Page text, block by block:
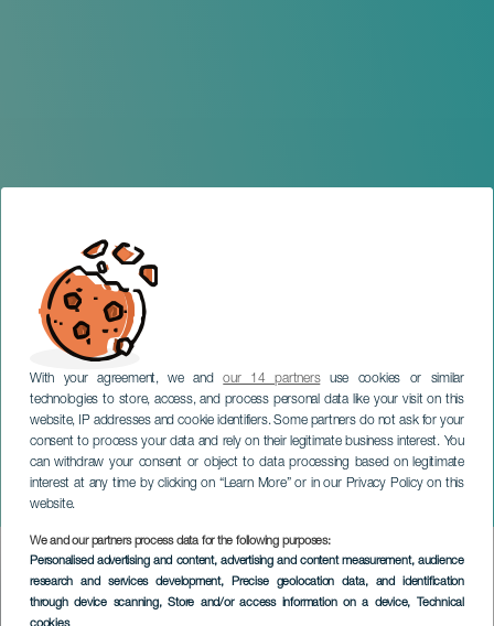
With your agreement, we andour 14 partnersuse cookies or similar
technologies to store, access, and process personal data like your visit on this
website, IP addresses and cookie identifiers. Some partners do not ask for your
consent to process your data and rely on their legitimate business interest. You
can withdraw your consent or object to data processing based on legitimate
interest at any time by clicking on “Learn More” or in our Privacy Policy on this
website.
We and our partners process data for the following purposes:
Personalised advertising and content, advertising and content measurement, audience
research and services development, Precise geolocation data, and identification
through device scanning, Store and/or access information on a device, Technical
LOS + SANTOS off Fest
TENERIFE
Imagen
Listado